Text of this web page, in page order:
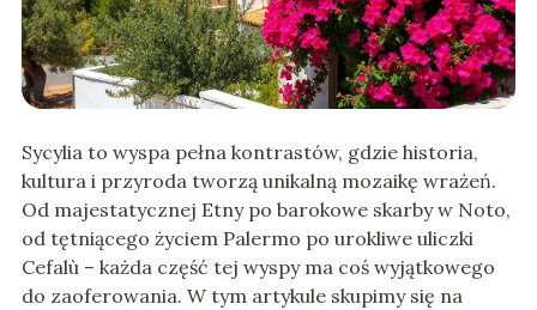
Sycylia to wyspa pełna kontrastów, gdzie historia,
kultura i przyroda tworzą unikalną mozaikę wrażeń.
Od majestatycznej Etny po barokowe skarby w Noto,
od tętniącego życiem Palermo po urokliwe uliczki
Cefalù – każda część tej wyspy ma coś wyjątkowego
do zaoferowania. W tym artykule skupimy się na